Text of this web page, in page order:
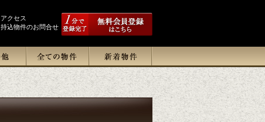
アクセス
持込物件のお問合せ